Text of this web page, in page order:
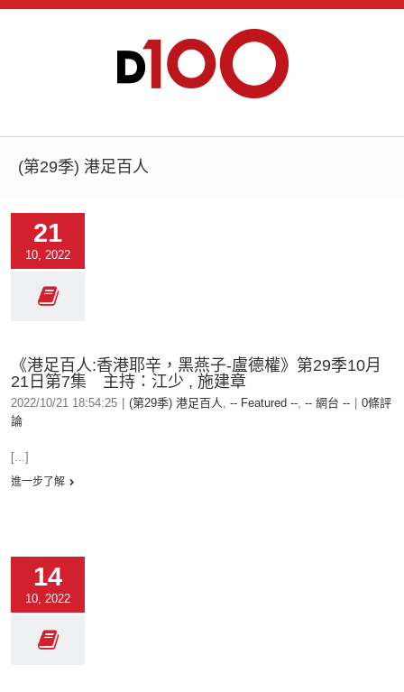
(第29季) 港足百人
21
10, 2022
《港足百人:香港耶辛，黑燕子-盧德權》第29季10月
21日第7集 主持：江少 , 施建章
2022/10/21 18:54:25 (第29季) 港足百人, -- Featured --, -- 網台 --
0條評
論
[...]
進一步了解
14
10, 2022